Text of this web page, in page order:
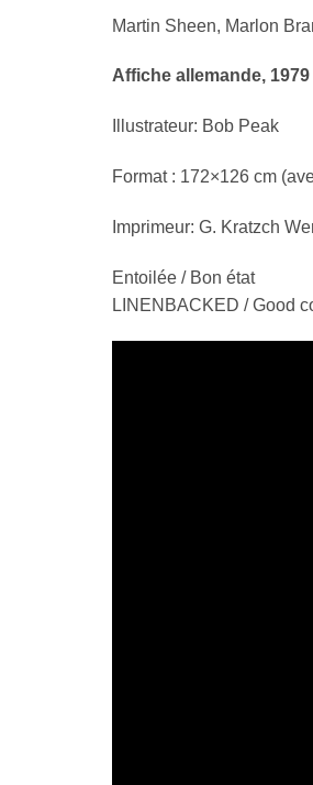
Martin Sheen, Marlon
Affiche allemande, 1979
Illustrateur: Bob Peak
Format : 172×126 cm
Imprimeur: G. Kratzch
Entoilée / Bon état
LINENBACKED / Good